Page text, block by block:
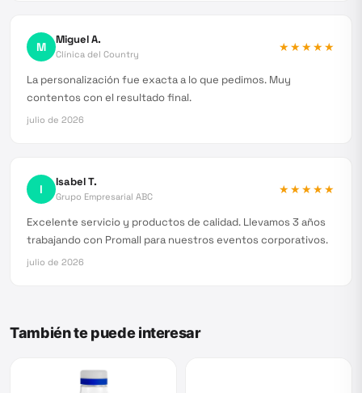
M Miguel A.
Clínica del Country
★★★★★
La personalización fue exacta a lo que pedimos. Muy
contentos con el resultado final.
julio de 2026
I Isabel T.
Grupo Empresarial ABC
★★★★★
Excelente servicio y productos de calidad. Llevamos 3 años
trabajando con Promall para nuestros eventos corporativos.
julio de 2026
También te puede interesar